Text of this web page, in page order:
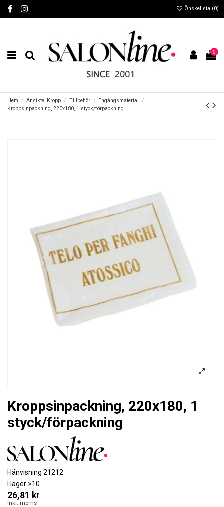
Önskelista (0)
0
Hem Ansikte, Kropp Tillbehör
Engångsmaterial
Kroppsinpackning, 220x180, 1 styck/förpackning
Kroppsinpackning, 220x180, 1
styck/förpackning
Hänvisning 21212
I lager >10
26,81 kr
Inkl. moms